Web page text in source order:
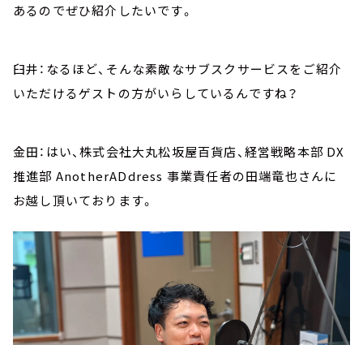
あるのでぜひ紹介したいです。
臼井：なるほど、そんな素敵なサブスクサービスをご紹介
いただけるゲストの方がいらしているんですね？
金田：はい、株式会社大丸松坂屋百貨店、経営戦略本部 DX
推進部 AnotherADdress 事業責任者の田端竜也さんに
お越し頂いております。